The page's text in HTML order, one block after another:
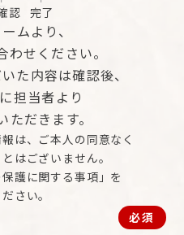
認 完了
ムより、
せください。
た内容は確認後、
担当者より
ただきます。
は、ご本人の同意なく
はございません。
護に関する事項」を
さい。
必須